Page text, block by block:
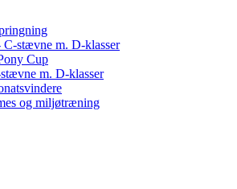
C-stævne m. D-klasser
Cup
m. D-klasser
og miljøtræning